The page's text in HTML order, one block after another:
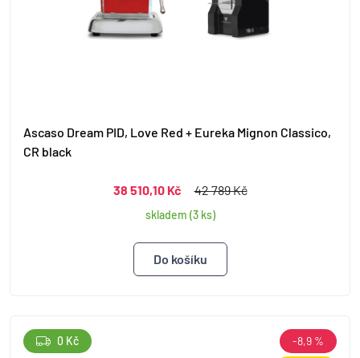
Ascaso Dream PID, Love Red + Eureka Mignon Classico,
CR black
38 510,10 Kč 42 789 Kč
skladem (3 ks)
0 Kč
-8,9 %